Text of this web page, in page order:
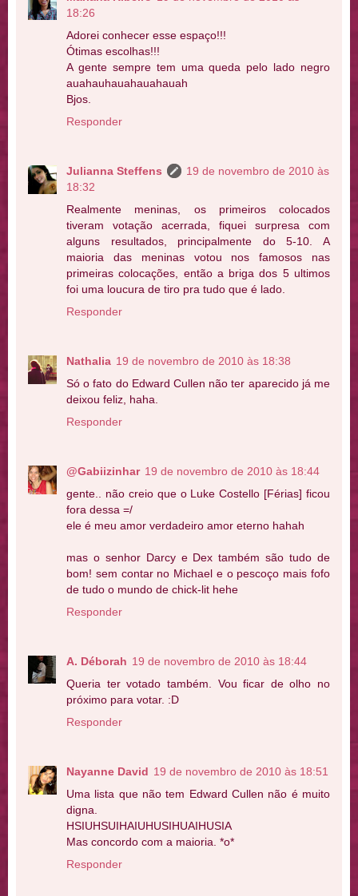
18:26
Adorei conhecer esse espaço!!!
Ótimas escolhas!!!
A gente sempre tem uma queda pelo lado negro
auahauhauahauahauah
Bjos.
Responder
Julianna Steffens
19 de novembro de 2010 às
18:32
Realmente meninas, os primeiros colocados
tiveram votação acerrada, fiquei surpresa com
alguns resultados, principalmente do 5-10. A
maioria das meninas votou nos famosos nas
primeiras colocações, então a briga dos 5 ultimos
foi uma loucura de tiro pra tudo que é lado.
Responder
Nathalia 19 de novembro de 2010 às 18:38
Só o fato do Edward Cullen não ter aparecido já me
deixou feliz, haha.
Responder
@Gabiizinhar 19 de novembro de 2010 às 18:44
gente.. não creio que o Luke Costello [Férias] ficou
fora dessa =/
ele é meu amor verdadeiro amor eterno hahah
mas o senhor Darcy e Dex também são tudo de
bom! sem contar no Michael e o pescoço mais fofo
de tudo o mundo de chick-lit hehe
Responder
A. Déborah 19 de novembro de 2010 às 18:44
Queria ter votado também. Vou ficar de olho no
próximo para votar. :D
Responder
Nayanne David 19 de novembro de 2010 às 18:51
Uma lista que não tem Edward Cullen não é muito
digna.
HSIUHSUIHAIUHUSIHUAIHUSIA
Mas concordo com a maioria. *o*
Responder